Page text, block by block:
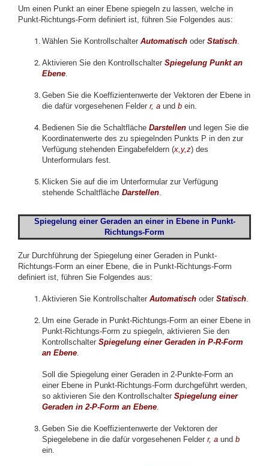
Um einen Punkt an einer Ebene spiegeln zu lassen, welche in
Punkt-Richtungs-Form definiert ist, führen Sie Folgendes aus:
Wählen Sie Kontrollschalter Automatisch oder Statisch.
Aktivieren Sie den Kontrollschalter Spiegelung Punkt an
Ebene.
Geben Sie die Koeffizientenwerte der Vektoren der Ebene in
die dafür vorgesehenen Felder r, a und b ein.
Bedienen Sie die Schaltfläche Darstellen und legen Sie die
Koordinatenwerte des zu spiegelnden Punkts P in den zur
Verfügung stehenden Eingabefeldern (x,y,z) des
Unterformulars fest.
Klicken Sie auf die im Unterformular zur Verfügung
stehende Schaltfläche Darstellen.
Spiegelung einer Geraden an einer inEbene in Punkt-
Richtungs-Form
Zur Durchführung der Spiegelung einer Geraden in Punkt-
Richtungs-Form an einer Ebene, die in Punkt-Richtungs-Form
definiert ist, führen Sie Folgendes aus:
Aktivieren Sie Kontrollschalter Automatisch oder Statisch.
Um eine Gerade in Punkt-Richtungs-Form an einer Ebene in
Punkt-Richtungs-Form zu spiegeln, aktivieren Sie den
Kontrollschalter Spiegelung einer Geraden in P-R-Form
an Ebene.
Soll die Spiegelung einer Geraden in 2-Punkte-Form an
einer Ebene in Punkt-Richtungs-Form durchgeführt werden,
so aktivieren Sie den Kontrollschalter Spiegelung einer
Geraden in 2-P-Form an Ebene.
Geben Sie die Koeffizientenwerte der Vektoren der
Spiegelebene in die dafür vorgesehenen Felder r, a und b
ein.